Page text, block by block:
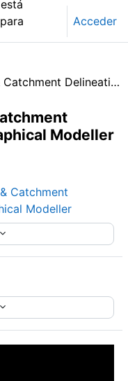
Acceder
10. Automate Stream & Catchment Delineation using the Graphical Modeller
Modeller
Catchment
ModellerLibro